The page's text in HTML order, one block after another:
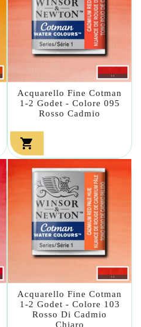
Acquarello Fine Cotman
1-2 Godet - Colore 095
Rosso Cadmio

Acquarello Fine Cotman
1-2 Godet - Colore 103
Rosso Di Cadmio
Chiaro